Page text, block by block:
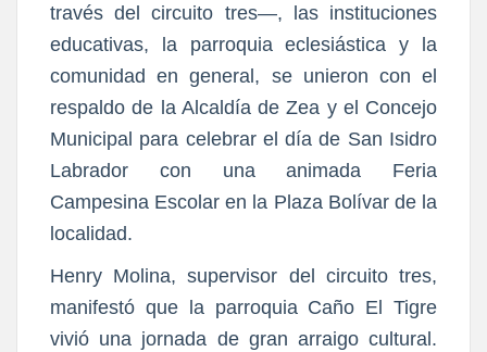
través del circuito tres—, las instituciones
educativas, la parroquia eclesiástica y la
comunidad en general, se unieron con el
respaldo de la Alcaldía de Zea y el Concejo
Municipal para celebrar el día de San Isidro
Labrador con una animada Feria
Campesina Escolar en la Plaza Bolívar de la
localidad.
Henry Molina, supervisor del circuito tres,
manifestó que la parroquia Caño El Tigre
vivió una jornada de gran arraigo cultural.